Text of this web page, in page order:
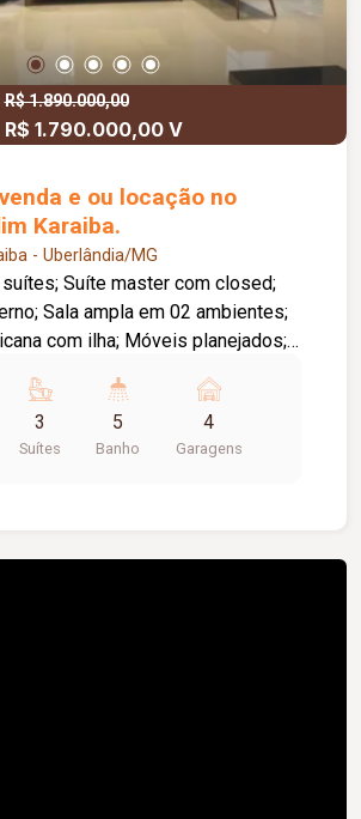
em granito. Energia
novo com telhas de
R$ 1.890.000,00
R$ 1.790.000,00 V
e ou locação no
Karaiba.
- Uberlândia/MG
ambientes;
Móveis planejados;
Churrasqueira a carvão; Telão com projetor 4K.
3
Suítes
5
Banho
4
Garagens